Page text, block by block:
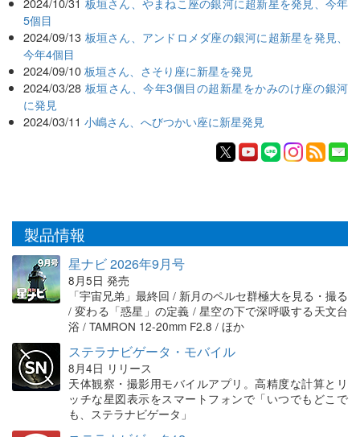
5個目
2024/09/13 板垣さん、アンドロメダ座の銀河に超新星を発見、
今年4個目
2024/09/10 板垣さん、さそり座に新星を発見
2024/03/28 板垣さん、今年3個目の超新星をかみのけ座の銀河
に発見
2024/03/11 小嶋さん、へびつかい座に新星発見
製品情報
星ナビ 2026年9月号
8月5日 発売
「宇宙兄弟」最終回 / 新月のペルセ群極大を見る・撮る
/ 変わる「惑星」の定義 / 星空の下で深呼吸する天文台
浴 / TAMRON 12-20mm F2.8 / ほか
ステラナビゲータ・モバイル
8月4日 リリース
天体観察・撮影用モバイルアプリ。高精度な計算とリ
ッチな星図表示をスマートフォンで「いつでもどこで
も、ステラナビゲータ」